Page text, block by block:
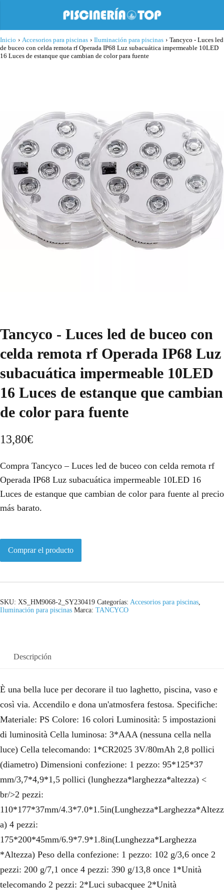
Inicio › Accesorios para piscinas › Iluminación para piscinas › Tancyco - Luces led
de buceo con celda remota rf Operada IP68 Luz subacuática impermeable 10LED
16 Luces de estanque que cambian de color para fuente
Tancyco - Luces led de buceo con
celda remota rf Operada IP68 Luz
subacuática impermeable 10LED
16 Luces de estanque que cambian
de color para fuente
13,80€
Compra Tancyco – Luces led de buceo con celda remota rf
Operada IP68 Luz subacuática impermeable 10LED 16
Luces de estanque que cambian de color para fuente al precio
más barato.
Comprar el producto
SKU: XS_HM9068-2_SY230419 Categorías: Accesorios para piscinas,
Iluminación para piscinas Marca: TANCYCO
Descripción
È una bella luce per decorare il tuo laghetto, piscina, vaso e
così via. Accendilo e dona un'atmosfera festosa. Specifiche:
Materiale: PS Colore: 16 colori Luminosità: 5 impostazioni
di luminosità Cella luminosa: 3*AAA (nessuna cella nella
luce) Cella telecomando: 1*CR2025 3V/80mAh 2,8 pollici
(diametro) Dimensioni confezione: 1 pezzo: 95*125*37
mm/3,7*4,9*1,5 pollici (lunghezza*larghezza*altezza) <
br/>2 pezzi:
110*177*37mm/4.3*7.0*1.5in(Lunghezza*Larghezza*Altezz
a) 4 pezzi:
175*200*45mm/6.9*7.9*1.8in(Lunghezza*Larghezza
*Altezza) Peso della confezione: 1 pezzo: 102 g/3,6 once 2
pezzi: 200 g/7,1 once 4 pezzi: 390 g/13,8 once 1*Unità
telecomando 2 pezzi: 2*Luci subacquee 2*Unità